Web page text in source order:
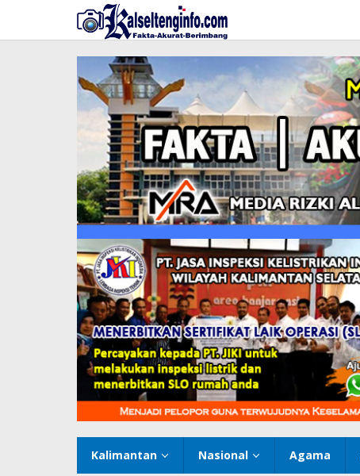
konten
Kalimantan Nasional Agama